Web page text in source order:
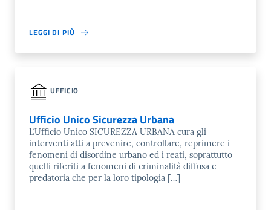
LEGGI DI PIÙ
UFFICIO
Ufficio Unico Sicurezza Urbana
L’Ufficio Unico SICUREZZA URBANA cura gli
interventi atti a prevenire, controllare, reprimere i
fenomeni di disordine urbano ed i reati, soprattutto
quelli riferiti a fenomeni di criminalità diffusa e
predatoria che per la loro tipologia […]